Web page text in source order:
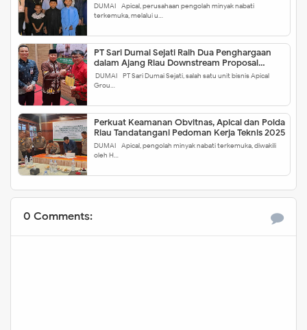
DUMAI - Apical, perusahaan pengolah minyak nabati
terkemuka, melalui u…
PT Sari Dumai Sejati Raih Dua Penghargaan
dalam Ajang Riau Downstream Proposal
Project Challenge 2025
DUMAI - PT Sari Dumai Sejati, salah satu unit bisnis Apical
Grou…
Perkuat Keamanan Obvitnas, Apical dan Polda
Riau Tandatangani Pedoman Kerja Teknis 2025
DUMAI - Apical, pengolah minyak nabati terkemuka, diwakili
oleh H…
0 Comments: